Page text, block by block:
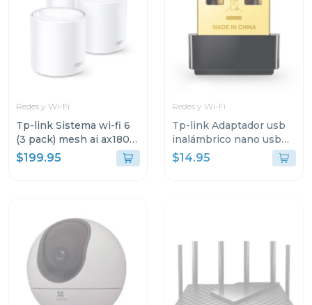
Redes y Wi-Fi
Tp-link Sistema wi-fi 6
(3 pack) mesh ai ax1800
3 pack decox20
$199.95
Redes y Wi-Fi
Tp-link Adaptador usb
inalámbrico nano usb
de doble banda ac600
t2u nano
$14.95